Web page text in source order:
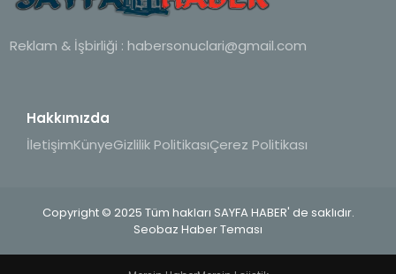
Reklam & İşbirliği : habersonuclari@gmail.com
Hakkımızda
İletişimKünyeGizlilik PolitikasıÇerez Politikası
Copyright © 2025 Tüm hakları SAYFA HABER' de saklıdır.
Seobaz Haber Teması